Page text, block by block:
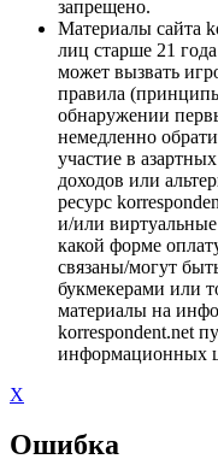
запрещено.
Материалы сайта
лиц старше 21
может вызвать
правила
обнаружении
немедленно
участие в
доходов или
ресурс
и/или
какой форме
связаны/могут
букмекерами или
материалы на
korrespondent.net
информационных
X
Ошибка